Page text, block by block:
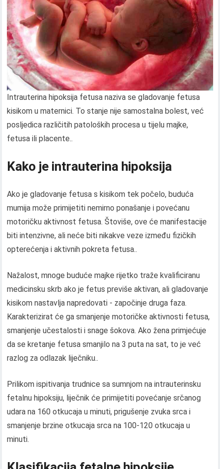
Intrauterina hipoksija fetusa naziva se gladovanje fetusa
kisikom u maternici. To stanje nije samostalna bolest, već
posljedica različitih patoloških procesa u tijelu majke,
fetusa ili placente..
Kako je intrauterina hipoksija
Ako je gladovanje fetusa s kisikom tek počelo, buduća
mumija može primijetiti nemirno ponašanje i povećanu
motoričku aktivnost fetusa. Štoviše, ove će manifestacije
biti intenzivne, ali neće biti nikakve veze između fizičkih
opterećenja i aktivnih pokreta fetusa..
Nažalost, mnoge buduće majke rijetko traže kvalificiranu
medicinsku skrb ako je fetus previše aktivan, ali gladovanje
kisikom nastavlja napredovati - započinje druga faza.
Karakterizirat će ga smanjenje motoričke aktivnosti fetusa,
smanjenje učestalosti i snage šokova. Ako žena primjećuje
da se kretanje fetusa smanjilo na 3 puta na sat, to je već
razlog za odlazak liječniku..
Prilikom ispitivanja trudnice sa sumnjom na intrauterinsku
fetalnu hipoksiju, liječnik će primijetiti povećanje srčanog
udara na 160 otkucaja u minuti, prigušenje zvuka srca i
smanjenje brzine otkucaja srca na 100-120 otkucaja u
minuti.